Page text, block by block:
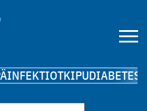
INFEKTIOTKIPUDIABETES